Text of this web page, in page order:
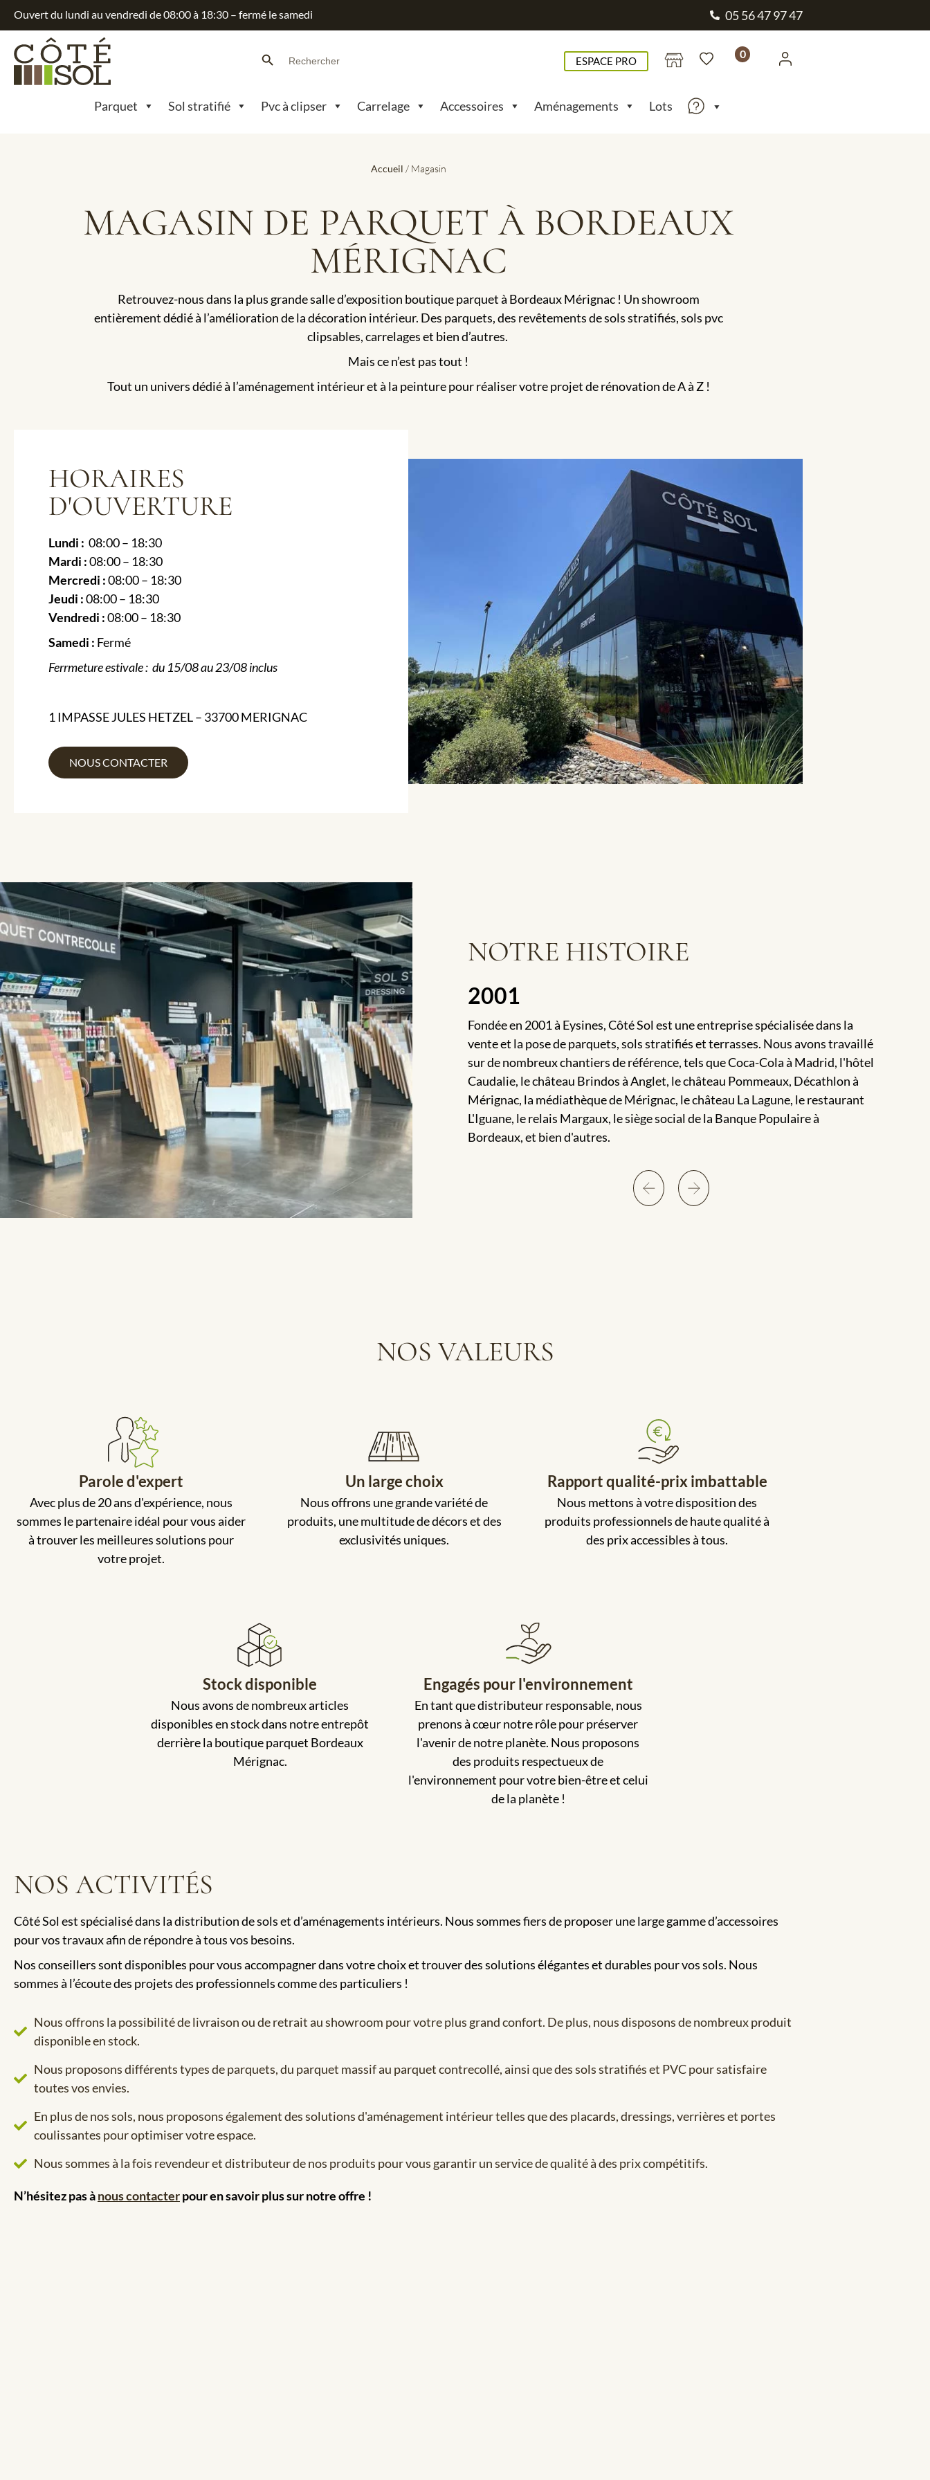
Ouvert du lundi au vendredi de 08:00 à 18:30 – fermé le samedi 05 56 47 97 47
Search
for:
ESPACE PRO
0
Parquet Sol stratifié Pvc à clipser Carrelage Accessoires Aménagements Lots
Accueil / Magasin
MAGASIN DE PARQUET À BORDEAUX
MÉRIGNAC
Retrouvez-nous dans la plus grande salle d’exposition boutique parquet à Bordeaux Mérignac ! Un showroom
entièrement dédié à l’amélioration de la décoration intérieur. Des parquets, des revêtements de sols stratifiés, sols pvc
clipsables, carrelages et bien d’autres.
Mais ce n’est pas tout !
Tout un univers dédié à l’aménagement intérieur et à la peinture pour réaliser votre projet de rénovation de A à Z !
HORAIRES
D'OUVERTURE
Lundi : 08:00 – 18:30
Mardi :08:00 – 18:30
Mercredi :08:00 – 18:30
Jeudi :08:00 – 18:30
Vendredi :08:00 – 18:30
Samedi : Fermé
Ferrmeture estivale : du 15/08 au 23/08 inclus
1 IMPASSE JULES HETZEL – 33700 MERIGNAC
NOUS CONTACTER
NOTRE HISTOIRE
2001
Fondée en 2001 à Eysines, Côté Sol est une entreprise spécialisée dans la
vente et la pose de parquets, sols stratifiés et terrasses. Nous avons travaillé
sur de nombreux chantiers de référence, tels que Coca-Cola à Madrid, l'hôtel
Caudalie, le château Brindos à Anglet, le château Pommeaux, Décathlon à
Mérignac, la médiathèque de Mérignac, le château La Lagune, le restaurant
L'Iguane, le relais Margaux, le siège social de la Banque Populaire à
Bordeaux, et bien d'autres.
NOS VALEURS
Parole d'expert
Avec plus de 20 ans d'expérience, nous
sommes le partenaire idéal pour vous aider
à trouver les meilleures solutions pour
votre projet.
Un large choix
Nous offrons une grande variété de
produits, une multitude de décors et des
exclusivités uniques.
Rapport qualité-prix imbattable
Nous mettons à votre disposition des
produits professionnels de haute qualité à
des prix accessibles à tous.
Stock disponible
Nous avons de nombreux articles
disponibles en stock dans notre entrepôt
derrière la boutique parquet Bordeaux
Mérignac.
Engagés pour l'environnement
En tant que distributeur responsable, nous
prenons à cœur notre rôle pour préserver
l'avenir de notre planète. Nous proposons
des produits respectueux de
l'environnement pour votre bien-être et celui
de la planète !
NOS ACTIVITÉS
Côté Sol est spécialisé dans la distribution de sols et d’aménagements intérieurs. Nous sommes fiers de proposer une large gamme d’accessoires
pour vos travaux afin de répondre à tous vos besoins.
Nos conseillers sont disponibles pour vous accompagner dans votre choix et trouver des solutions élégantes et durables pour vos sols. Nous
sommes à l’écoute des projets des professionnels comme des particuliers !
Nous offrons la possibilité de livraison ou de retrait au showroom pour votre plus grand confort. De plus, nous disposons de nombreux produit
disponible en stock.
Nous proposons différents types de parquets, du parquet massif au parquet contrecollé, ainsi que des sols stratifiés et PVC pour satisfaire
toutes vos envies.
En plus de nos sols, nous proposons également des solutions d'aménagement intérieur telles que des placards, dressings, verrières et portes
coulissantes pour optimiser votre espace.
Nous sommes à la fois revendeur et distributeur de nos produits pour vous garantir un service de qualité à des prix compétitifs.
N’hésitez pas ànous contacterpour en savoir plus sur notre offre !